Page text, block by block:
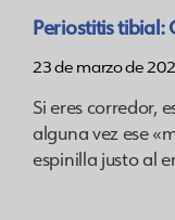
Periostitis tibial:
23 de marzo de
Si eres corredor,
alguna vez ese
espinilla justo al